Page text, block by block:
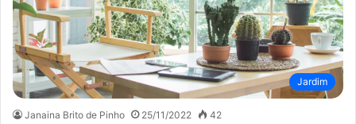
Jardim
Janaina Brito de Pinho 25/11/2022 42